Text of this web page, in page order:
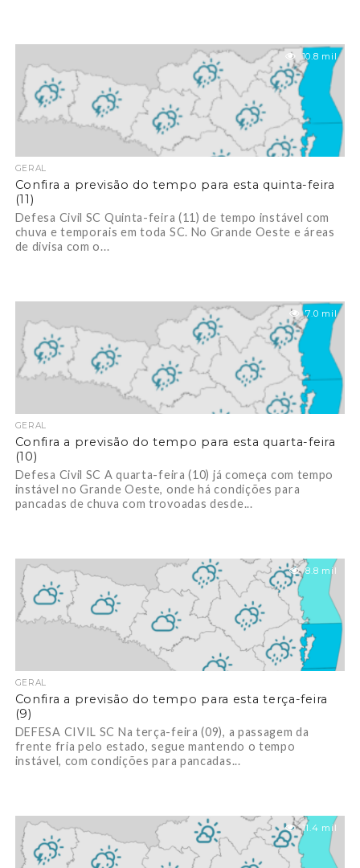
10.8 mil
GERAL
Confira a previsão do tempo para esta quinta-feira
(11)
Defesa Civil SC Quinta-feira (11) de tempo instável com
chuva e temporais em toda SC. No Grande Oeste e áreas
de divisa com o...
7.0 mil
GERAL
Confira a previsão do tempo para esta quarta-feira
(10)
Defesa Civil SC A quarta-feira (10) já começa com tempo
instável no Grande Oeste, onde há condições para
pancadas de chuva com trovoadas desde...
8.8 mil
GERAL
Confira a previsão do tempo para esta terça-feira
(9)
DEFESA CIVIL SC Na terça-feira (09), a passagem da
frente fria pelo estado, segue mantendo o tempo
instável, com condições para pancadas...
11.4 mil